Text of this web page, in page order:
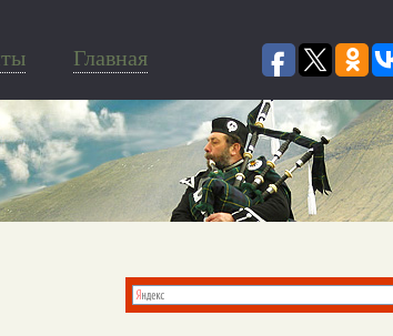
Главная